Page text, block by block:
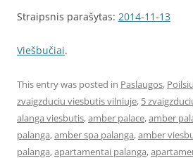
Straipsnis parašytas: 2014-11-13
Viešbučiai.
This entry was posted in Paslaugos,
zvaigzduciu viesbutis vilniuje, 5
alanga viesbutis,amber palace,amber
palanga,amber spa palanga,amber
palanga,apartamentai palanga,